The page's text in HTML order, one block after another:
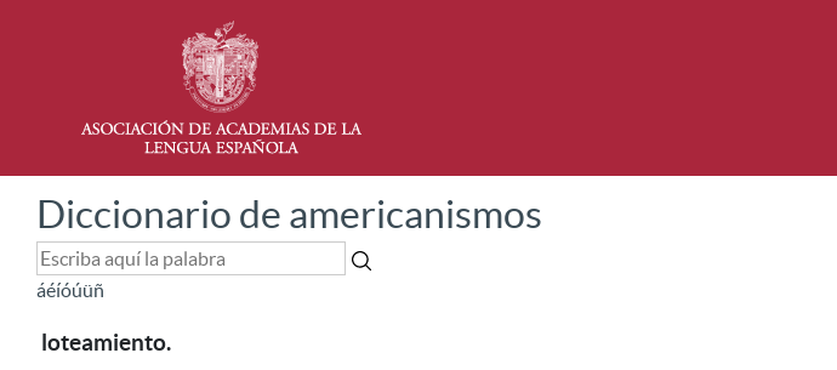
Diccionario de americanismos
áéíóúüñ
loteamiento.